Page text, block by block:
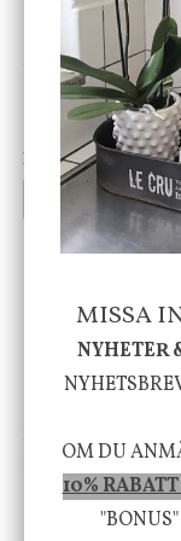
DBKD
Cloudy kruka
199 kr
INFO KÖP
Skål, Hands
795 kr
MISSA
NYHETER
OM DU
10%